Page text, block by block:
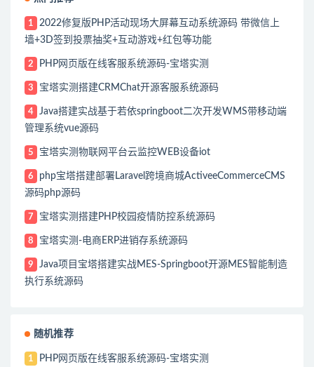
1
2022修复版PHP活动现场大屏幕互动系统源码 带微信上
墙+3D签到投票抽奖+互动游戏+红包等功能
2 PHP网页版在线客服系统源码-宝塔实测
3 宝塔实测搭建CRMChat开源客服系统源码
4
Java搭建实战基于若依springboot二次开发WMS带移动端
管理系统vue源码
5 宝塔实测物联网平台云监控WEB设备iot
6
php宝塔搭建部署Laravel跨境商城ActiveeCommerceCMS
源码php源码
7 宝塔实测搭建PHP校园疫情防控系统源码
8 宝塔实测-电商ERP进销存系统源码
9
Java项目宝塔搭建实战MES-Springboot开源MES智能制造
执行系统源码
随机推荐
1 PHP网页版在线客服系统源码-宝塔实测